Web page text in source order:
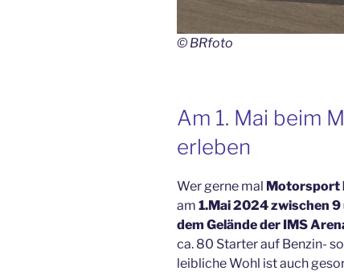
© BRfoto
Am 1. Mai beim
erleben
Wer gerne mal Motorsport
am 1.Mai2024zwischen 9
dem Gelände der IMS
ca. 80 Starter auf Benzin-
leibliche Wohl ist auch